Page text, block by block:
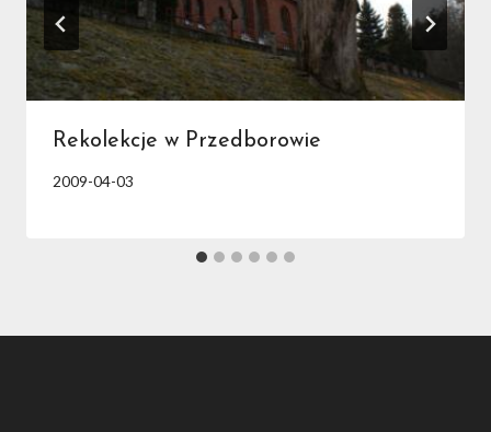
Rekolekcje w Przedborowie
2009-04-03